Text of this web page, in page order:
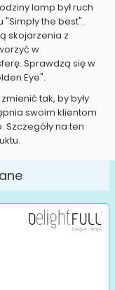
lamp był ruch
"Simply the best".
skojarzenia z
w
Sprawdzą się w
Eye".
tak, by były
swoim klientom
na ten